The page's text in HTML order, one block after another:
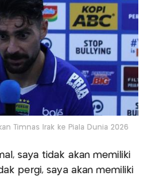
Timnas Irak ke Piala Dunia 2026
saya tidak akan memiliki
pergi, saya akan memiliki